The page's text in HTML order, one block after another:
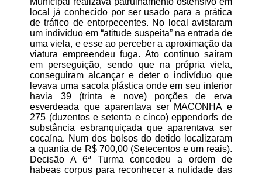
local já conhecido por ser usado para a prática
de tráfico de entorpecentes. No local avistaram
um indivíduo em “atitude suspeita” na entrada de
uma viela, e esse ao perceber a aproximação da
viatura empreendeu fuga. Ato contínuo saíram
em perseguição, sendo que na própria viela,
conseguiram alcançar e deter o indivíduo que
levava uma sacola plástica onde em seu interior
havia 39 (trinta e nove) porções de erva
esverdeada que aparentava ser MACONHA e
275 (duzentos e setenta e cinco) eppendorfs de
substância esbranquiçada que aparentava ser
cocaína. Num dos bolsos do detido localizaram
a quantia de R$ 700,00 (Setecentos e um reais).
Decisão A 6ª Turma concedeu a ordem de
habeas corpus para reconhecer a nulidade das